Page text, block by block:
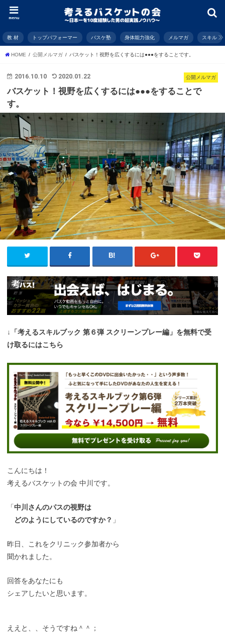
menu
教 材 トップパフォーマー バスケ塾 身体能力強化 メルマガ スキル
HOME 公開メルマガ バスケット！視野を広くするには●●●をすることです。
公開メルマガ
2016.10.10 2020.01.22
バスケット！視野を広くするには●●●をすることで
す。
↓「考えるスキルブック 第６弾 スクリーンプレー編」を無料で受
け取るにはこちら
こんにちは！
考えるバスケットの会 中川です。
「中川さんのパスの視野は
どのようにしているのですか？ 」
昨日、これをクリニック参加者から
聞かれました。
回答をあなたにも
シェアしたいと思います。
ええと、、そうですね＾＾；